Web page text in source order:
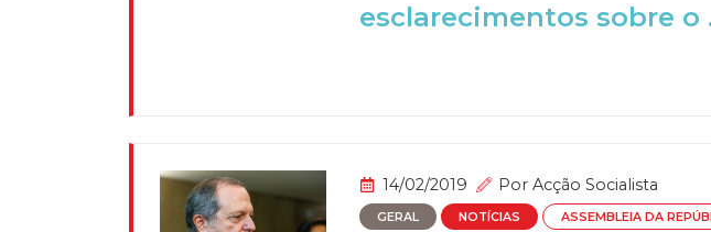
esclarecimentos sobre o
14/02/2019 Por Acção Socialista
GERAL NOTÍCIAS ASSEMBLEIA DA